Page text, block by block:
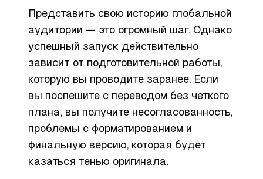
Представить свою историю глобальной
аудитории — это огромный шаг. Однако
успешный запуск действительно
зависит от подготовительной работы,
которую вы проводите заранее. Если
вы поспешите с переводом без четкого
плана, вы получите несогласованность,
проблемы с форматированием и
финальную версию, которая будет
казаться тенью оригинала.